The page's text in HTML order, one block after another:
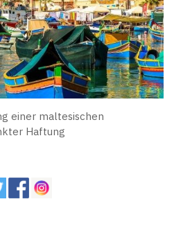
einer maltesischen
Haftung